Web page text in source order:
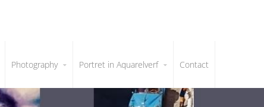
Photography Portret in Aquarelverf Contact